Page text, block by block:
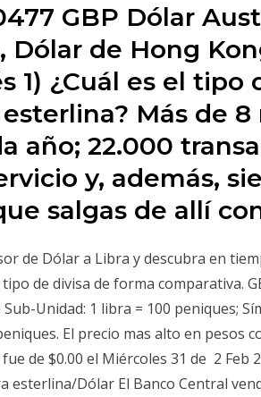
GBP Dólar
Dólar de Hong
1) ¿Cuál es el tipo
Más de
año; 22.000
y, además,
salgas de allí
de Dólar a Libra y descubra en
de divisa de forma comparativa.
Sub-Unidad: 1 libra = 100 peniques;
El precio mas alto en pesos
de $0.00 el Miércoles 31 de 2 Feb
esterlina/Dólar El Banco Central